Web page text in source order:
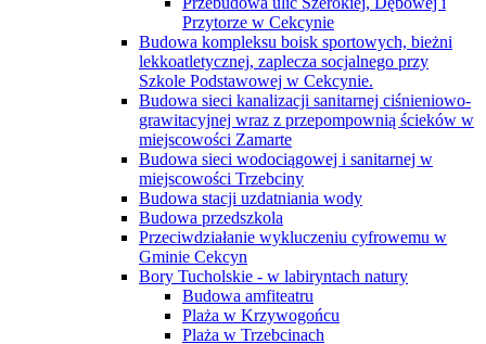
Przytorze w Cekcynie
Budowa kompleksu boisk sportowych, bieżni
lekkoatletycznej, zaplecza socjalnego przy
Szkole Podstawowej w Cekcynie.
Budowa sieci kanalizacji sanitarnej ciśnieniowo-
grawitacyjnej wraz z przepompownią ścieków w
miejscowości Zamarte
Budowa sieci wodociągowej i sanitarnej w
miejscowości Trzebciny
Budowa stacji uzdatniania wody
Budowa przedszkola
Przeciwdziałanie wykluczeniu cyfrowemu w
Gminie Cekcyn
Bory Tucholskie - w labiryntach natury
Budowa amfiteatru
Plaża w Krzywogońcu
Plaża w Trzebcinach